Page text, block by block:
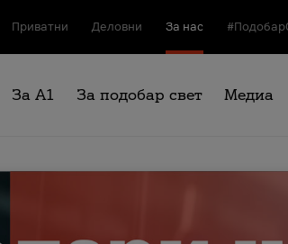
Приватни Деловни За нас
За А1 За подобар свет Медиа